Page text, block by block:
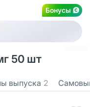
Бонусы
50 шт
выпуска 2